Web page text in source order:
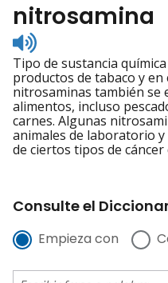
nitrosamina
Listen
to
pronunciation
Tipo de sustancia
productos de tabaco y en
nitrosaminas también se
alimentos, incluso
carnes. Algunas
animales de laboratorio
de ciertos tipos de
Consulte el
Empieza con